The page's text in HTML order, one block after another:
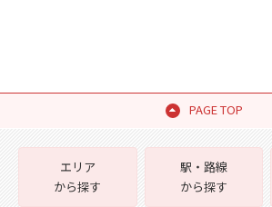
PAGE TOP
エリア
から探す
駅・路線
から探す